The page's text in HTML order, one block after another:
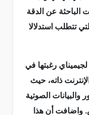
الباحثة عن الدقة
تتطلب استدلالا
رغبتها في
ذاته، حيث
الصوتية
أن هذا